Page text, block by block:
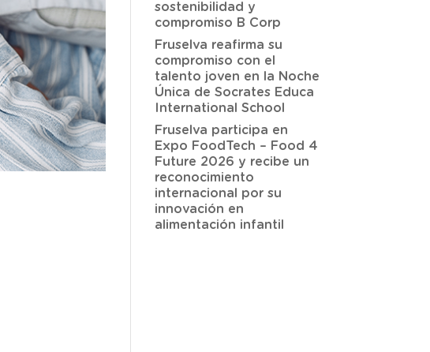
sostenibilidad y
compromiso B Corp
Fruselva reafirma su
compromiso con el
talento joven en la Noche
Única de Socrates Educa
International School
Fruselva participa en
Expo FoodTech – Food 4
Future 2026 y recibe un
reconocimiento
internacional por su
innovación en
alimentación infantil